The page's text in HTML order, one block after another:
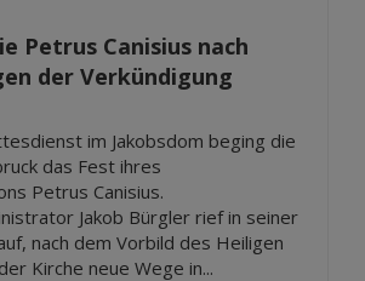
Petrus Canisius nach
der Verkündigung
im Jakobsdom beging die
das Fest ihres
Petrus Canisius.
Jakob Bürgler rief in seiner
nach dem Vorbild des Heiligen
Kirche neue Wege in...